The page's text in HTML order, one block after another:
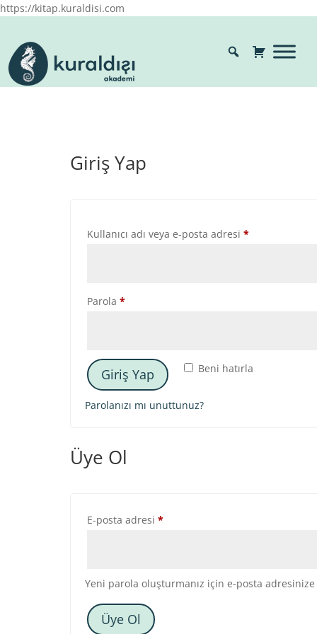
https://kitap.kuraldisi.com
Giriş Yap
Kullanıcı adı veya e-posta adresi *Gerekli
Parola *Gerekli
Beni hatırla
Giriş Yap
Parolanızı mı unuttunuz?
Üye Ol
E-posta adresi *Gerekli
Yeni parola oluşturmanız için e-posta
Üye Ol